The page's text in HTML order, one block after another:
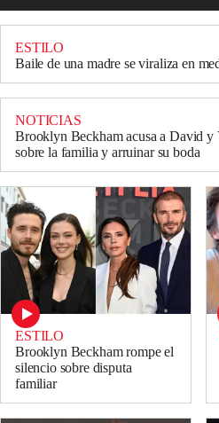
ESTILO
Baile de una madre se viraliza en
NOTICIAS
Brooklyn Beckham acusa a David y
sobre la familia y arruinar su boda
ESTILO
Brooklyn Beckham rompe el
silencio sobre disputa
familiar